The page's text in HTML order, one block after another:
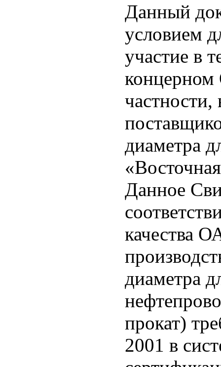
Данный
условием
участие в
диаметра
Данное
качества
диаметра
прокат)
2001 в